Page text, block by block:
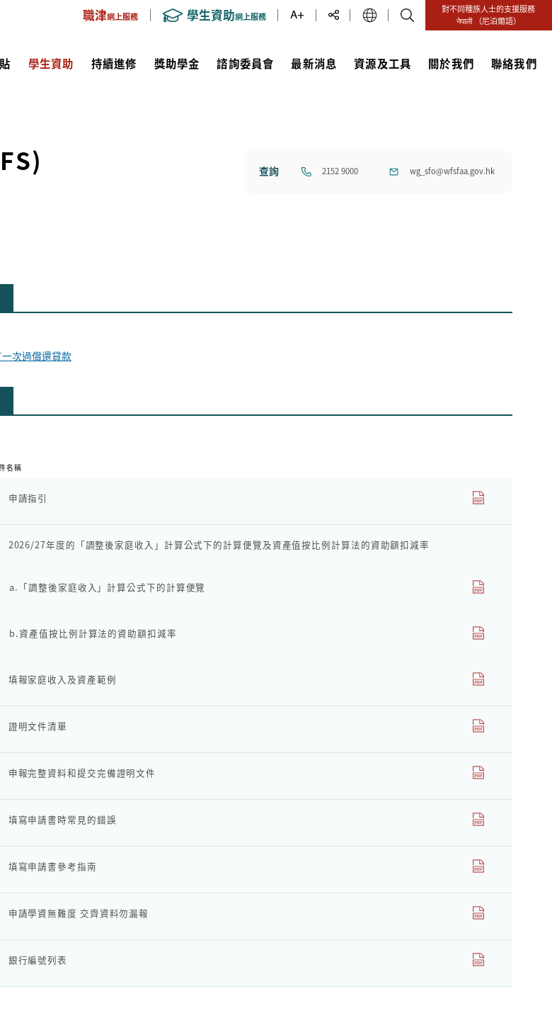
職津網上服務 學生資助網上服務
對不同種族人士的支援服務
नेपाली（尼泊爾語）
學生資助 持續進修 獎助學金 諮詢委員會 最新消息 資源及工具 關於我們 聯絡我們
查詢 2152 9000 wg_sfo@wfsfaa.gov.hk
次過償還貸款
名稱
申請指引
2026/27年度的「調整後家庭收入」計算公式下的計算便覽及資產值按比例計算法的資助額扣減率
a. 「調整後家庭收入」計算公式下的計算便覽
b.資產值按比例計算法的資助額扣減率
填報家庭收入及資產範例
證明文件清單
申報完整資料和提交完備證明文件
填寫申請書時常見的錯誤
填寫申請書參考指南
申請學資無難度 交齊資料勿漏報
銀行編號列表